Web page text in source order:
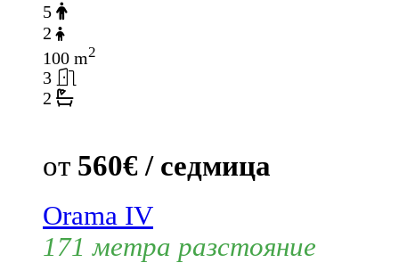
5
2
100 m2
3
2
от 560€ / седмица
Orama IV
171 метра разстояние